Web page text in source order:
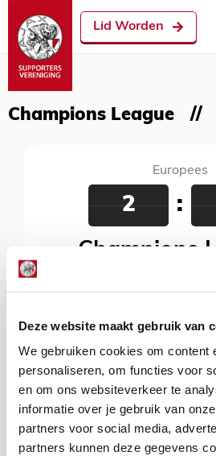
Deze website maakt gebruik van
We gebruiken cookies om content
personaliseren, om functies voor
en om ons websiteverkeer te
informatie over je gebruik van
partners voor social media,
partners kunnen deze gegevens
Lid Worden
Champions League
Europees
2 :
Champions